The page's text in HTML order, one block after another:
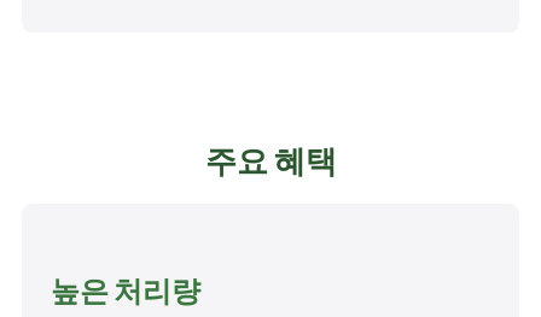
주요 혜택
높은 처리량